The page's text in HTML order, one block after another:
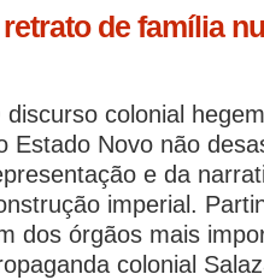
de família
discurso colonial
Estado Novo não
e da
imperial.
dos órgãos mais
colonial